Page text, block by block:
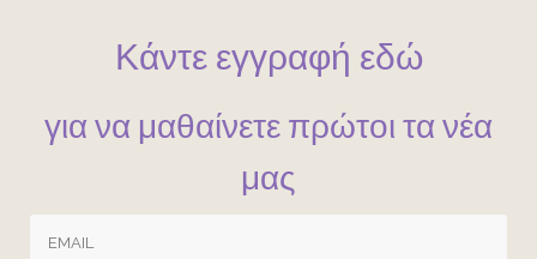
Κάντε εγγραφή εδώ
για να μαθαίνετε πρώτοι τα νέα
μας